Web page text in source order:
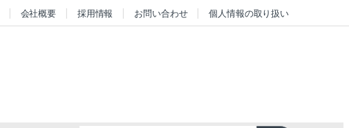
会社概要 採用情報 お問い合わせ 個人情報の取り扱い